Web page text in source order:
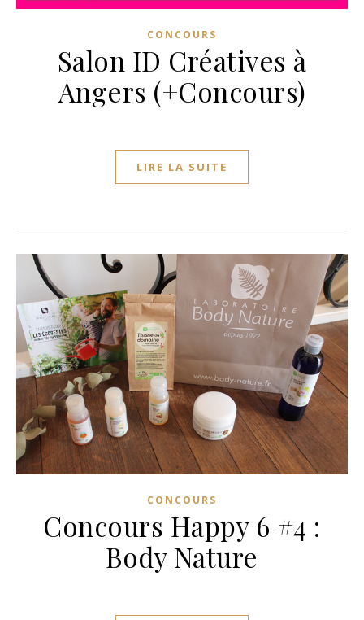
CONCOURS
Salon ID Créatives à
Angers (+Concours)
LIRE LA SUITE
CONCOURS
Concours Happy 6 #4 :
Body Nature